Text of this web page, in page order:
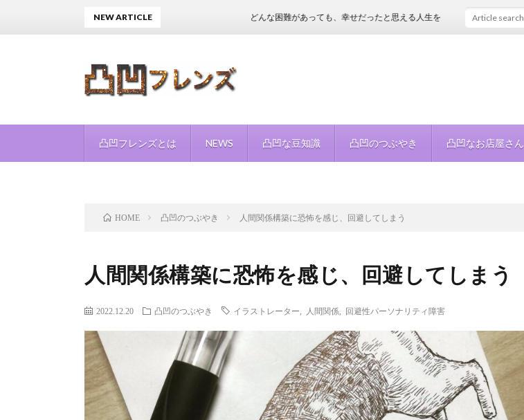
凸凹フレンズとは NEWS 凸凹な豆知識 凸凹のつぶやき 凸凹なお店屋さん
NEW ARTICLE どんな困難があっても、幸せだったと思える人生を
HOME 凸凹のつぶやき 人間関係構築に恐怖を感じ、回避してしまう
人間関係構築に恐怖を感じ、回避してしまう
2022.12.20 凸凹のつぶやき イラストレーター 人間関係 回避性パーソナリティ障害